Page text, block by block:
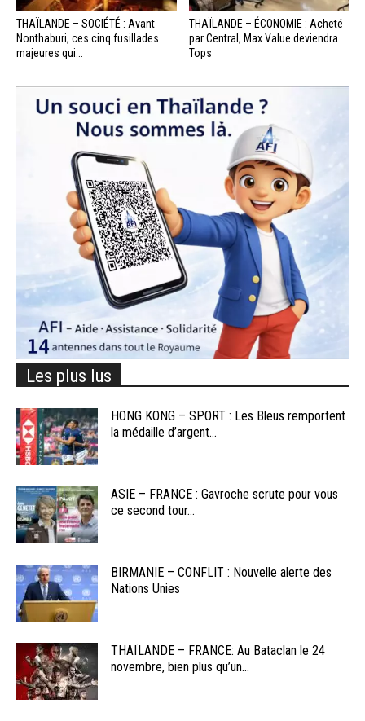
THAÏLANDE – SOCIÉTÉ : Avant
Nonthaburi, ces cinq fusillades
majeures qui...
THAÏLANDE – ÉCONOMIE : Acheté
par Central, Max Value deviendra
Tops
Les plus lus
HONG KONG – SPORT : Les Bleus remportent
la médaille d’argent...
ASIE – FRANCE : Gavroche scrute pour vous
ce second tour...
BIRMANIE – CONFLIT : Nouvelle alerte des
Nations Unies
THAÏLANDE – FRANCE: Au Bataclan le 24
novembre, bien plus qu’un...